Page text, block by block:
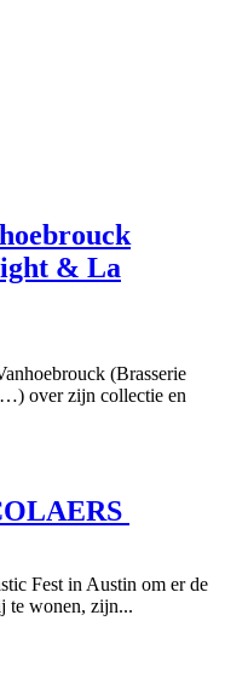
& La
(Brasserie
over zijn collectie en
Fest in Austin om er de
te wonen, zijn...